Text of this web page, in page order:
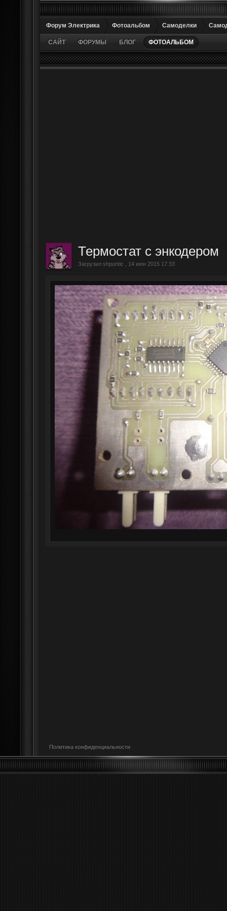
Форум Электрика Фотоальбом Самоделки
САЙТ ФОРУМЫ БЛОГ ФОТОАЛЬБОМ
Термостат с энкодером
Загрузил shpuntic , 14 июн 2015 17:33
Политика конфиденциальности